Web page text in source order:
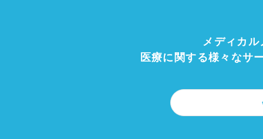
メディカ
医療に関する様々なサ